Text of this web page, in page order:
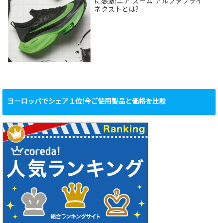
ネクストとは?
ヨーロッパでシェア１位!今ご使用製品と価格を比較